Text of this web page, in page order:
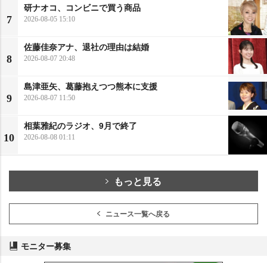
7
研ナオコ、コンビニで買う商品
2026-08-05 15:10
8
佐藤佳奈アナ、退社の理由は結婚
2026-08-07 20:48
9
島津亜矢、葛藤抱えつつ熊本に支援
2026-08-07 11:50
10
相葉雅紀のラジオ、9月で終了
2026-08-08 01:11
もっと見る
ニュース一覧へ戻る
モニター募集